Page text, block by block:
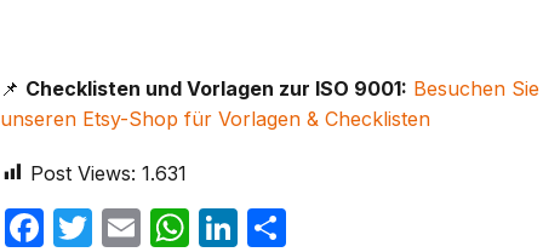
📌 Checklisten und Vorlagen zur ISO 9001: Besuchen Sie
unseren Etsy-Shop für Vorlagen & Checklisten
Post Views: 1.631
Facebook
Twitter
EmailWhatsApp
LinkedIn